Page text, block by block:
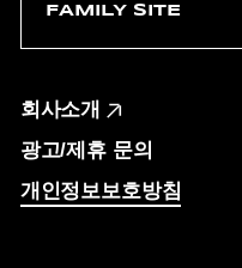
회사소개
광고/제휴 문의
개인정보보호방침